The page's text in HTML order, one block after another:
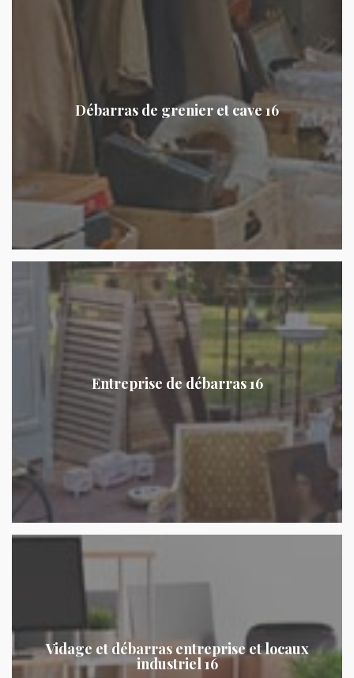
Débarras de grenier et cave 16
Entreprise de débarras 16
Vidage et débarras entreprise et locaux
industriel 16